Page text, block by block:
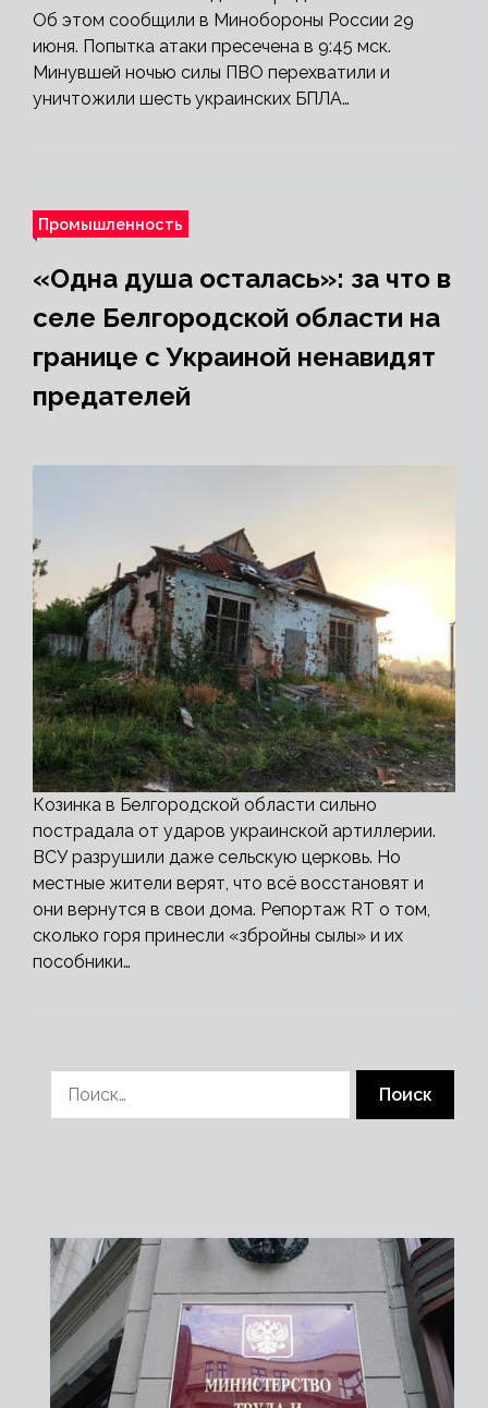
Об этом сообщили в Минобороны России 29
июня. Попытка атаки пресечена в 9:45 мск.
Минувшей ночью силы ПВО перехватили и
уничтожили шесть украинских БПЛА…
Промышленность
«Одна душа осталась»: за что в
селе Белгородской области на
границе с Украиной ненавидят
предателей
Козинка в Белгородской области сильно
пострадала от ударов украинской артиллерии.
ВСУ разрушили даже сельскую церковь. Но
местные жители верят, что всё восстановят и
они вернутся в свои дома. Репортаж RT о том,
сколько горя принесли «збройны сылы» и их
пособники…